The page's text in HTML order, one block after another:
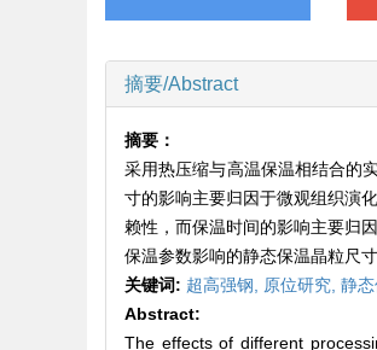
摘要/Abstract
摘要：
采用热压缩与高温保温相结合的
寸的影响主要归因于微观组织演
赖性，而保温时间的影响主要归
保温参数影响的静态保温晶粒尺
关键词: 超高强钢, 原位研究, 静
Abstract:
The effects of different